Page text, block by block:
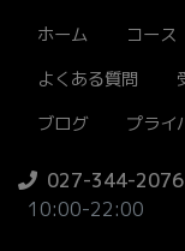
ホーム コース
よくある質問
ブログ
プライ
027-344-2076
10:00-22:00